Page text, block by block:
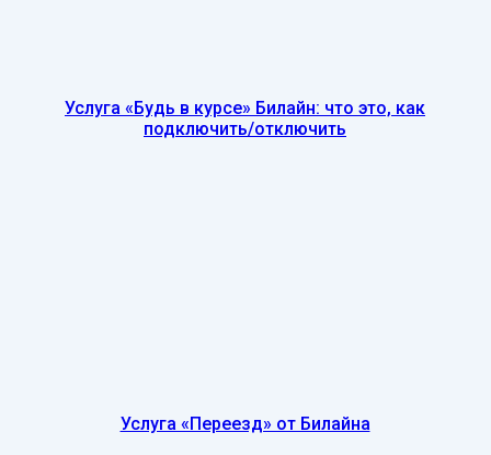
Услуга «Будь в курсе» Билайн: что это, как
подключить/отключить
Услуга «Переезд» от Билайна